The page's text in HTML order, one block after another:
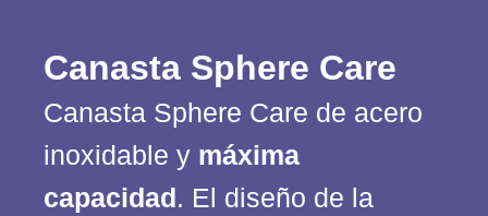
Canasta Sphere Care
Canasta Sphere Care de acero
inoxidable y máxima
capacidad . El diseño de la